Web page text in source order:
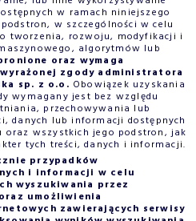
w ramach niniejszego
w szczególności w celu
tworzenia, rozwoju, modyfikacji i
algorytmów lub
oraz wymaga
zgody administratora
sp. z o.o. Obowiązek uzyskania
wymagany jest bez względu
przechowywania lub
danych lub informacji dostępnych
wszystkich jego podstron, jak
tych treści, danych i informacji.
przypadków
i informacji w celu
wyszukiwania przez
umożliwienia
zawierających serwisy